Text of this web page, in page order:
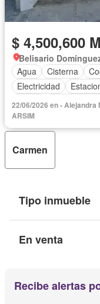
$ 4,500,600
Belisario
Agua
Cisterna
Electricidad
Jardín
Recámara
22/06/2026 en -
ARSIM
Carmen
Tipo inmueble
En venta
Recibe alertas